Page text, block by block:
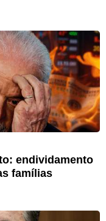
endividamento
famílias